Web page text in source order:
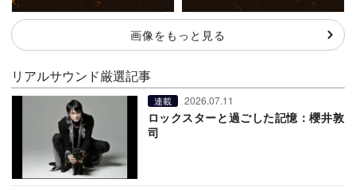
画像をもっと見る
リアルサウンド厳選記事
連載 2026.07.11
ロックスターと過ごした記憶：櫻井敦
司